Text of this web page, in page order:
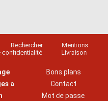
Rechercher
Mentions
confidentialité Livraison
a
Bons plans
Contact
Mot de passe